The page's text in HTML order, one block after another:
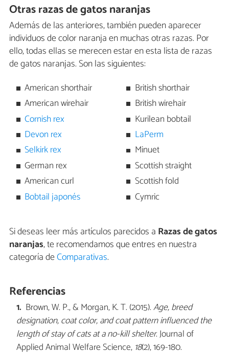
Otras razas de gatos naranjas
Además de las anteriores, también pueden aparecer
individuos de color naranja en muchas otras razas. Por
ello, todas ellas se merecen estar en esta lista de razas
de gatos naranjas. Son las siguientes:
American shorthair
American wirehair
Cornish rex
Devon rex
Selkirk rex
German rex
American curl
Bobtail japonés
British shorthair
British wirehair
Kurilean bobtail
LaPerm
Minuet
Scottish straight
Scottish fold
Cymric
Si deseas leer más artículos parecidos a Razas de gatos
naranjas, te recomendamos que entres en nuestra
categoría deComparativas.
Referencias
Brown, W. P., & Morgan, K. T. (2015).Age, breed
designation, coat color, and coat pattern influenced the
length of stay of cats at a no-kill shelter. Journal of
Applied Animal Welfare Science, 18(2), 169-180.